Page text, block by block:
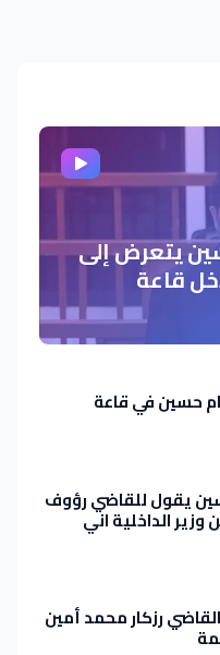
يتعرض إلى
قاعة
حسين في قاعة
يقول للقاضي رؤوف
الداخلية اني
رزكار محمد أمين